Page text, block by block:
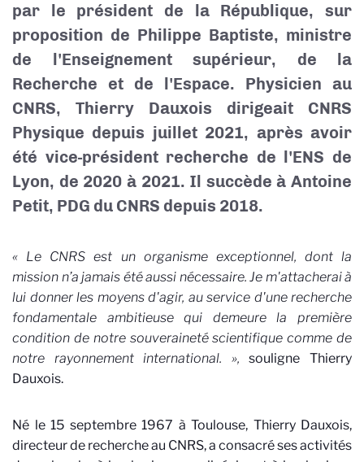
par le président de la République, sur
proposition de Philippe Baptiste, ministre
de l'Enseignement supérieur, de la
Recherche et de l'Espace. Physicien au
CNRS, Thierry Dauxois dirigeait CNRS
Physique depuis juillet 2021, après avoir
été vice-président recherche de l'ENS de
Lyon, de 2020 à 2021. Il succède à Antoine
Petit, PDG du CNRS depuis 2018.
« Le CNRS est un organisme exceptionnel, dont la
mission n’a jamais été aussi nécessaire. Je m'attacherai à
lui donner les moyens d'agir, au service d'une recherche
fondamentale ambitieuse qui demeure la première
condition de notre souveraineté scientifique comme de
notre rayonnement international. »,souligne Thierry
Dauxois.
Né le 15 septembre 1967 à Toulouse, Thierry Dauxois,
directeur de recherche au CNRS, a consacré ses activités